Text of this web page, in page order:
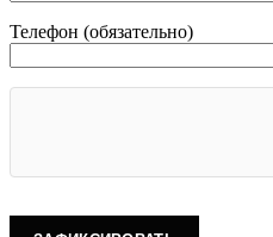
Телефон (обязательно)